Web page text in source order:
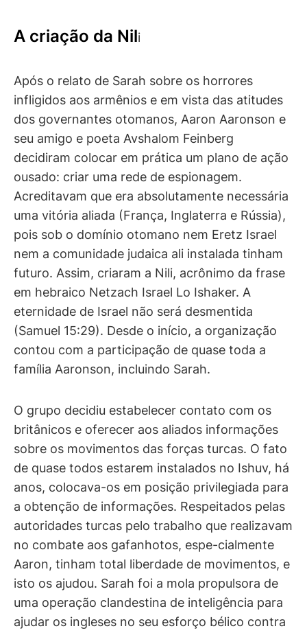
A criação da Nili
Após o relato de Sarah sobre os horrores
infligidos aos armênios e em vista das atitudes
dos governantes otomanos, Aaron Aaronson e
seu amigo e poeta Avshalom Feinberg
decidiram colocar em prática um plano de ação
ousado: criar uma rede de espionagem.
Acreditavam que era absolutamente necessária
uma vitória aliada (França, Inglaterra e Rússia),
pois sob o domínio otomano nem Eretz Israel
nem a comunidade judaica ali instalada tinham
futuro. Assim, criaram a Nili, acrônimo da frase
em hebraico Netzach Israel Lo Ishaker. A
eternidade de Israel não será desmentida
(Samuel 15:29). Desde o início, a organização
contou com a participação de quase toda a
família Aaronson, incluindo Sarah.
O grupo decidiu estabelecer contato com os
britânicos e oferecer aos aliados informações
sobre os movimentos das forças turcas. O fato
de quase todos estarem instalados no Ishuv, há
anos, colocava-os em posição privilegiada para
a obtenção de informações. Respeitados pelas
autoridades turcas pelo trabalho que realizavam
no combate aos gafanhotos, espe-cialmente
Aaron, tinham total liberdade de movimentos, e
isto os ajudou. Sarah foi a mola propulsora de
uma operação clandestina de inteligência para
ajudar os ingleses no seu esforço bélico contra